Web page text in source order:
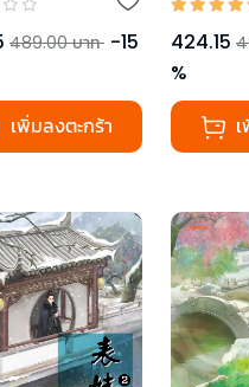
489.00 บาท -15
เพิ่มลงตะกร้า
424.15
%